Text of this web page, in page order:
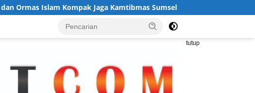
Islam Kompak Jaga Kamtibmas Sumsel Herman Deru
tutup